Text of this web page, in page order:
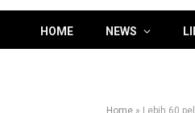
HOME NEWS
Home » Lebih 60